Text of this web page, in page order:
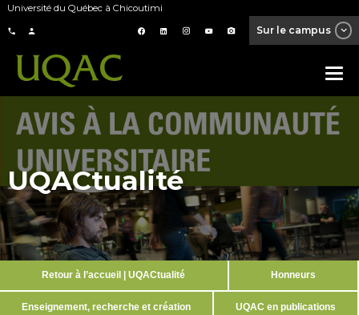
Université du Québec à Chicoutimi
Sur le campus
UQACtualité
Retour à l’accueil | UQACtualité Honneurs
Enseignement, recherche et création UQAC en publications